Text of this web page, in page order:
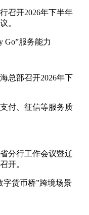
召开2026年下半年
。
Go”服务能力
总部召开2026年下
付、征信等服务质
分行工作会议暨辽
开。
字货币桥”跨境场景